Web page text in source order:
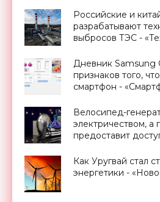
Российские и
разрабатывают
выбросов ТЭС -
Дневник Samsung
признаков того,
смартфон -
Велосипед-
электричеством, а
предоставит
проект Billions in
«Новости
Как Уругвай стал
энергетики -